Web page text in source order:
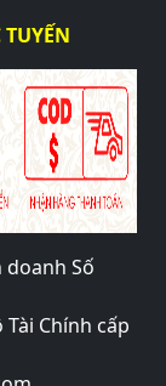
Số
Chính cấp